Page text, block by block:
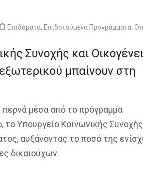
Επιδόματα, Επιδοτούμενα Προγράμματα,
Συνοχής και
μπαίνουν στη
περνά μέσα από το πρόγραμμα
Υπουργείο Κοινωνικής
αυξάνοντας το ποσό της
δικαιούχων.